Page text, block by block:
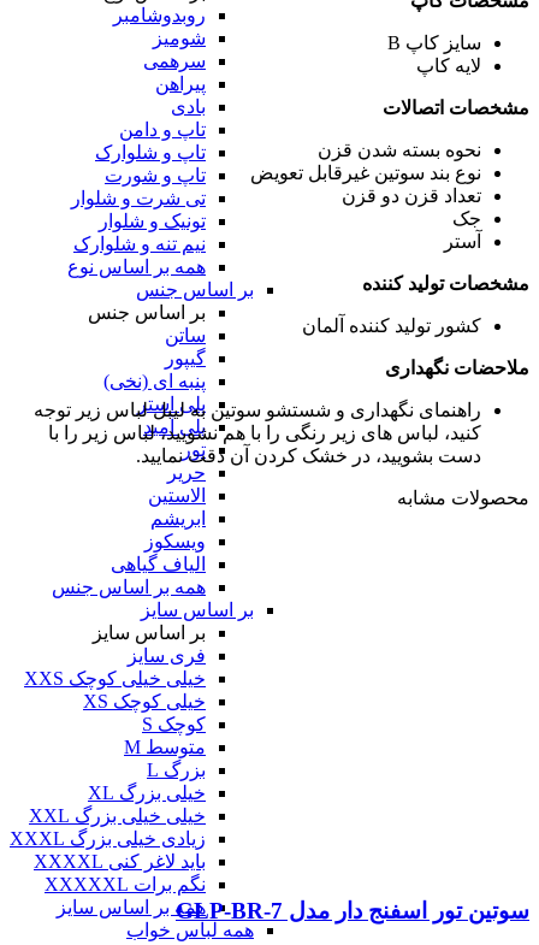
روبدوشامبر
شومیز
سرهمی
پیراهن
بادی
تاپ و دامن
تاپ و شلوارک
تاپ و شورت
تی شرت و شلوار
تونیک و شلوار
نیم تنه و شلوارک
همه بر اساس نوع
بر اساس جنس
بر اساس جنس
ساتن
گیپور
پنبه ای (نخی)
پلی استر
پلی آمید
تور
حریر
الاستین
ابریشم
ویسکوز
الیاف گیاهی
همه بر اساس جنس
بر اساس سایز
بر اساس سایز
فری سایز
خیلی خیلی کوچک XXS
خیلی کوچک XS
کوچک S
متوسط M
بزرگ L
خیلی بزرگ XL
خیلی خیلی بزرگ XXL
زیادی خیلی بزرگ XXXL
باید لاغر کنی XXXXL
نگم برات XXXXXL
همه بر اساس سایز
همه لباس خواب
سایز کاپ B
لایه کاپ
مشخصات اتصالات
نحوه بسته شدن قزن
نوع بند سوتین غیرقابل تعویض
تعداد قزن دو قزن
جک
آستر
مشخصات تولید کننده
کشور تولید کننده آلمان
ملاحضات نگهداری
راهنمای نگهداری و شستشو سوتین به لیبل لباس زیر توجه
کنید، لباس های زیر رنگی را با هم نشویید، لباس زیر را با
دست بشویید، در خشک کردن آن دقت نمایید.
محصولات مشابه
سوتین تور اسفنج دار مدل GLP-BR-7